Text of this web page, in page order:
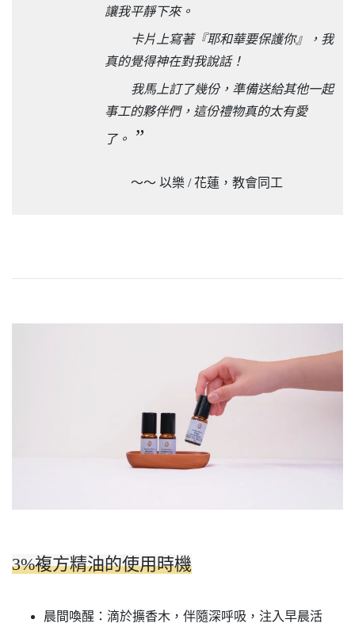
讓我平靜下來。
卡片上寫著『耶和華要保護你』，我
真的覺得神在對我說話！
我馬上訂了幾份，準備送給其他一起
事工的夥伴們，這份禮物真的太有愛
了。 ”
～～ 以樂 / 花蓮，教會同工
3%複方精油的使用時機
晨間喚醒：滴於擴香木，伴隨深呼吸，注入早晨活